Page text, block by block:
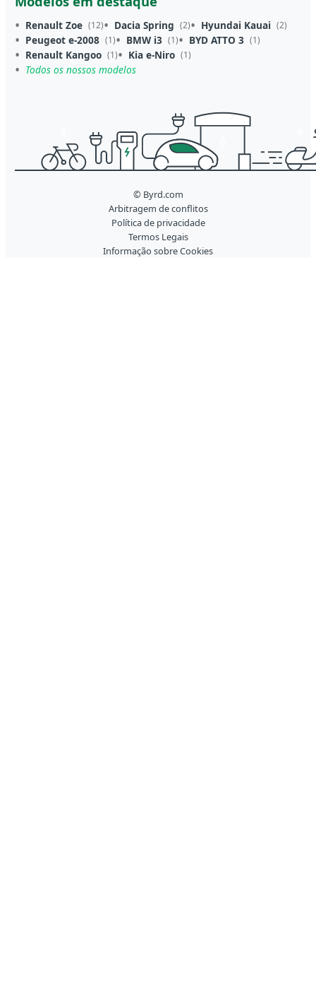
Renault Zoe (12) Dacia Spring (2) Hyundai Kauai (2)
Peugeot e-2008 (1) BMW i3 (1) BYD ATTO 3 (1)
Renault Kangoo (1) Kia e-Niro (1)
Todos os nossos modelos
© Byrd.com
Arbitragem de conflitos
Política de privacidade
Termos Legais
Informação sobre Cookies